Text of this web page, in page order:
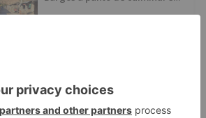
Huérmeces